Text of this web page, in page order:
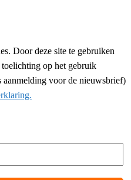
Door deze site te gebruiken
op het gebruik
aanmelding voor de nieuwsbrief)